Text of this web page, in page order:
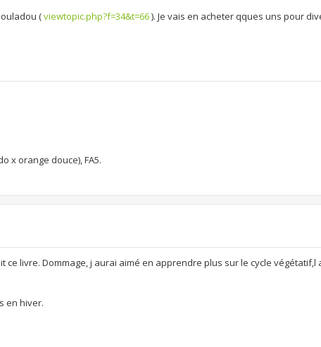
(viewtopic.php?f=34&t=66). Je vais en acheter qques uns pour
x orange douce), FA5.
ce livre. Dommage, j aurai aimé en apprendre plus sur le cycle végétatif,l
en hiver.